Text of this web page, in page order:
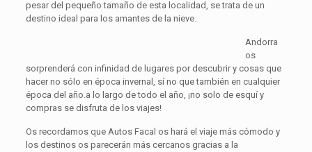
pesar del pequeño tamaño de esta localidad, se trata de un
destino ideal para los amantes de la nieve.
Andorra
os
sorprenderá con infinidad de lugares por descubrir y cosas que
hacer no sólo en época invernal, sí no que también en cualquier
época del año.a lo largo de todo el año, ¡no solo de esquí y
compras se disfruta de los viajes!
Os recordamos que Autos Facal os hará el viaje más cómodo y
los destinos os parecerán más cercanos gracias a la